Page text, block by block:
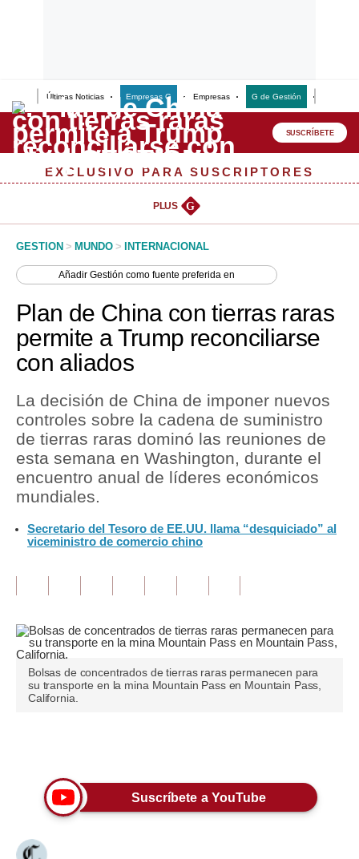
Últimas Noticias Empresas G Empresas G de Gestión
Lo último
Peru Quiosco
Management & Empleo
Perú
Política
Finanzas Personales
Inmobiliarias
Plus G
Editorial
Tendencias
Lujo
Mundo
EEUU
SUSCRÍBETE
EXCLUSIVO PARA SUSCRIPTORES
PLUS G
GESTION > MUNDO > INTERNACIONAL
AñadirGestión como fuente preferida en
Plan de China con tierras raras
permite a Trump reconciliarse
con aliados
La decisión de China de imponer nuevos
controles sobre la cadena de suministro
de tierras raras dominó las reuniones de
esta semana en Washington, durante el
encuentro anual de líderes económicos
mundiales.
Secretario del Tesoro de EE.UU. llama “desquiciado” al
viceministro de comercio chino
Bolsas de concentrados de tierras raras permanecen para
su transporte en la mina Mountain Pass en Mountain Pass,
California.
Suscríbete a YouTube